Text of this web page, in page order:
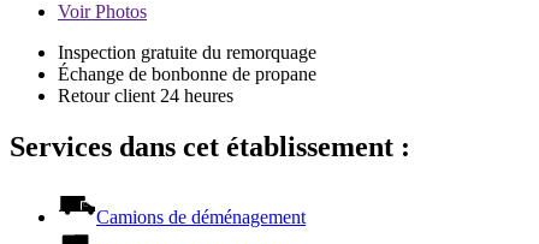
VoirPhotos
Inspection gratuite du remorquage
Échange de bonbonne de propane
Retour client 24 heures
Services dans cet établissement :
Camions de déménagement